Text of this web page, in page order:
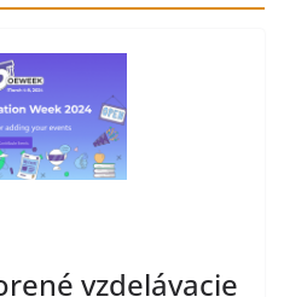
vzdelávacie